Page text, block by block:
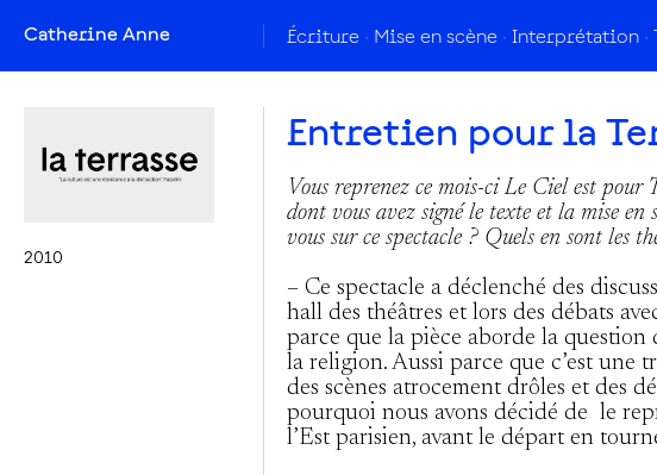
Catherine Anne Écriture Mise en scène Interprétation
2010
Entretien pour la
Vous reprenez ce mois-ci Le Ciel est pour
dont vous avez signé le texte et la mise en
vous sur ce spectacle ? Quels en sont les
– Ce spectacle a déclenché des
hall des théâtres et lors des débats
parce que la pièce aborde la question
la religion. Aussi parce que c’est une
des scènes atrocement drôles et des
pourquoi nous avons décidé de le
l’Est parisien, avant le départ en